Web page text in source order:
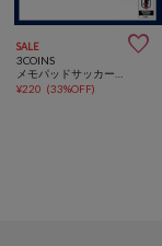
SALE 
3COINS
¥220 (33%OFF)